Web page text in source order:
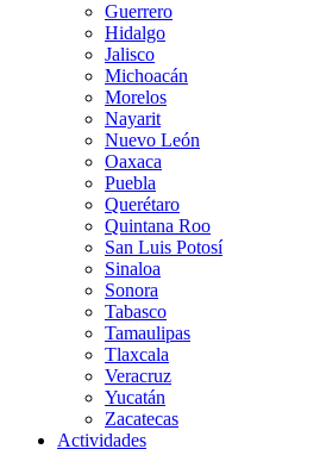
Guerrero
Hidalgo
Jalisco
Michoacán
Morelos
Nayarit
Nuevo León
Oaxaca
Puebla
Querétaro
Quintana Roo
San Luis Potosí
Sinaloa
Sonora
Tabasco
Tamaulipas
Tlaxcala
Veracruz
Yucatán
Zacatecas
Actividades